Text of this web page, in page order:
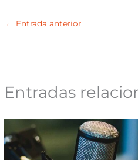
← Entrada anterior
Entradas